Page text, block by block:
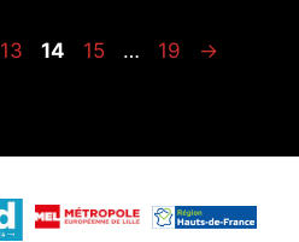
Page
13 Page
14 Page
15 … Page
19
→